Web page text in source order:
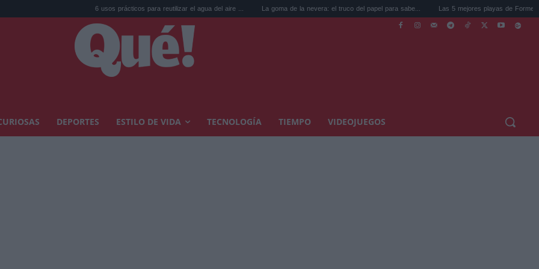
6 usos prácticos para reutilizar el agua del aire ... La goma de la nevera: el truco del papel para sabe... Las 5 mejores playas de Formentera para ir este
DEPORTES ESTILO DE VIDA TECNOLOGÍA TIEMPO VIDEOJUEGOS